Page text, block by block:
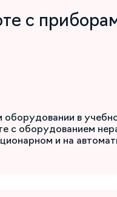
с
в
с оборудованием
и на